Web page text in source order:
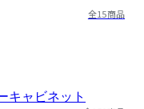
全15商品